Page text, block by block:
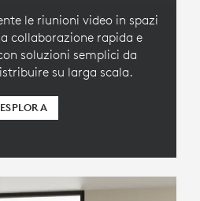
le riunioni video in spazi
collaborazione rapida e
soluzioni semplici da
su larga scala.
ESPLORA